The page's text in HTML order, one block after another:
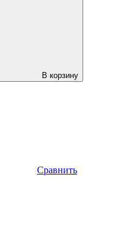
В корзину
Сравнить